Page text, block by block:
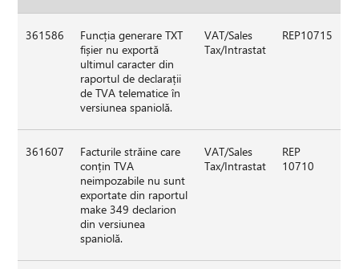
361586
Funcția generare TXT
fișier nu exportă
ultimul caracter din
raportul de declarații
de TVA telematice în
versiunea spaniolă.
VAT/Sales
Tax/Intrastat
REP10715
361607
Facturile străine care
conțin TVA
neimpozabile nu sunt
exportate din raportul
make 349 declarion
din versiunea
spaniolă.
VAT/Sales
Tax/Intrastat
REP
10710